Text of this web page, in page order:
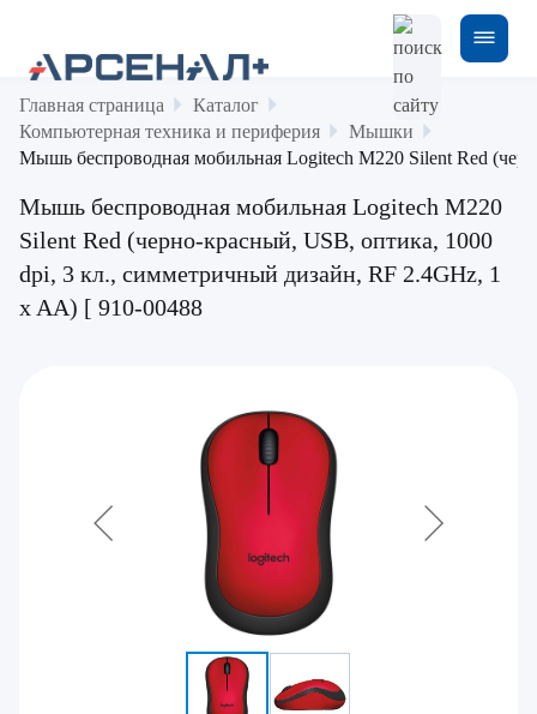
Главная страница
Каталог
Компьютерная техника и периферия
Мышки
Мышь беспроводная мобильная Logitech M220 Silent Red
Мышь беспроводная мобильная Logitech M220
Silent Red (черно-красный, USB, оптика, 1000
dpi, 3 кл., симметричный дизайн, RF 2.4GHz, 1
x AA) [ 910-00488